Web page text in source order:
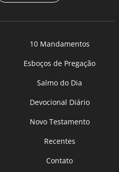
10 Mandamentos
Esboços de Pregação
Salmo do Dia
Devocional Diário
Novo Testamento
Recentes
Contato